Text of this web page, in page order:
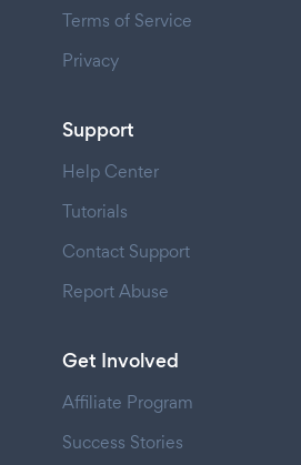
Terms of Service
Privacy
Support
Help Center
Tutorials
Contact Support
Report Abuse
Get Involved
Affiliate Program
Success Stories